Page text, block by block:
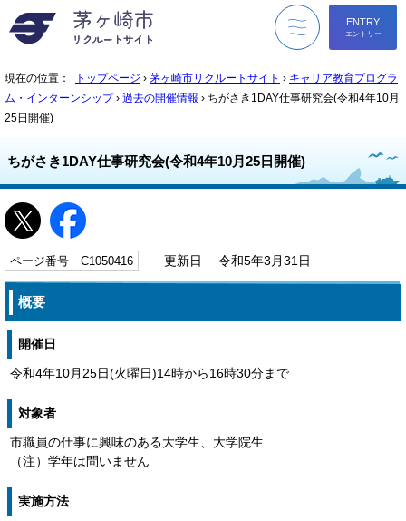
ENTRY
エントリー
現在の位置： トップページ › 茅ヶ崎市リクルートサイト › キャリア教育プログラ
ム・インターンシップ› 過去の開催情報 › ちがさき1DAY仕事研究会(令和4年10月
25日開催)
ちがさき1DAY仕事研究会(令和4年10月25日開催)
ページ番号 C1050416 更新日 令和5年3月31日
概要
開催日
令和4年10月25日(火曜日)14時から16時30分まで
対象者
市職員の仕事に興味のある大学生、大学院生
（注）学年は問いません
実施方法